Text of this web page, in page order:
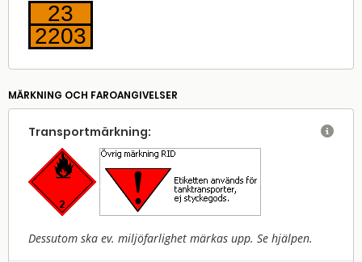
23
2203
MÄRKNING OCH FAROANGIVELSER
Transport­märkning:
Dessutom ska ev. miljöfarlighet märkas upp. Se hjälpen.
